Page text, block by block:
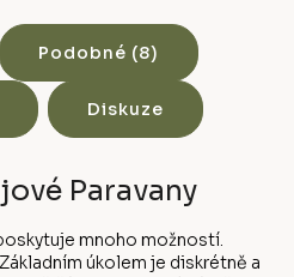
Podobné (8)
Diskuze
Paravany
mnoho možností.
úkolem je diskrétně a